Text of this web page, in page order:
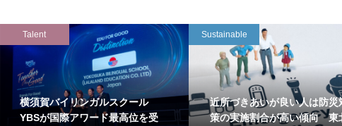
Talent
横須賀バイリンガルスクール
YBSが国際アワード最高位を受
Sustainable
近所づきあいが良い人は防災
策の実施割合が高い傾向 東